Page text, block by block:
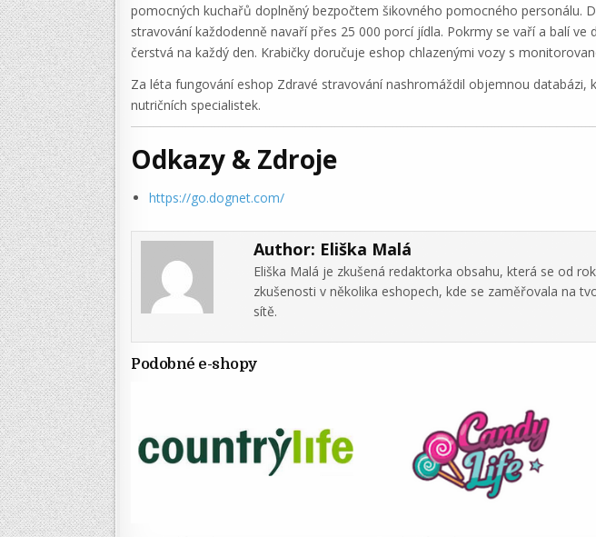
pomocných kuchařů doplněný bezpočtem šikovného pomocného personálu.
stravování každodenně navaří přes 25 000 porcí jídla. Pokrmy se vaří a balí
čerstvá na každý den. Krabičky doručuje eshop chlazenými vozy s
Za léta fungování eshop Zdravé stravování nashromáždil objemnou
nutričních specialistek.
Odkazy & Zdroje
https://go.dognet.com/
Author: Eliška Malá
Eliška Malá je zkušená redaktorka obsahu, která se od
zkušenosti v několika eshopech, kde se zaměřovala na
sítě.
Podobné e-shopy